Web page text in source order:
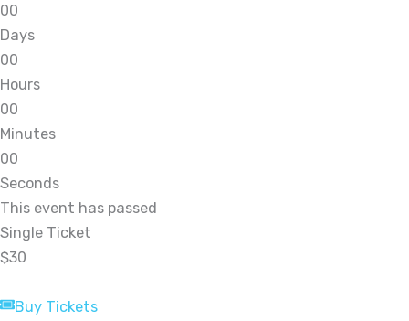
00
Days
00
Hours
00
Minutes
00
Seconds
This event has passed
Single Ticket
$30
Buy Tickets